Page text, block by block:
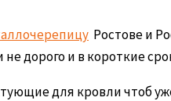
Ростове и
дорого и в короткие
для кровли чтоб